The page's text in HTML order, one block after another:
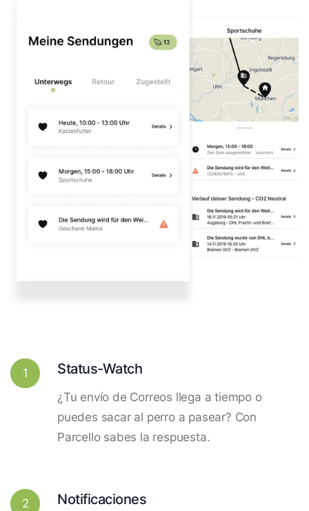
1 Status-Watch
¿Tu envío de Correos llega a tiempo o
puedes sacar al perro a pasear? Con
Parcello sabes la respuesta.
2 Notificaciones